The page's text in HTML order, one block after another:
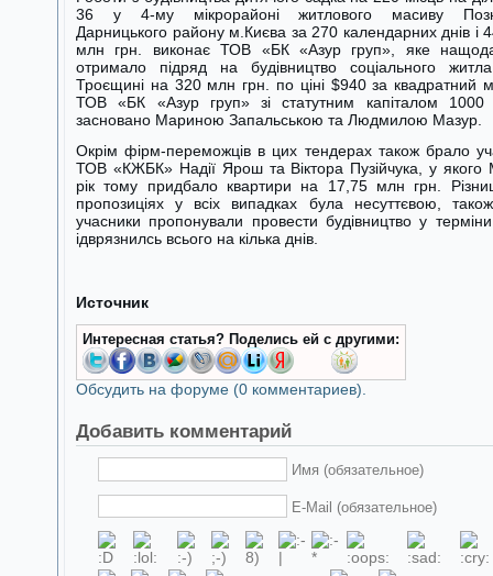
36 у 4-му мікрорайоні житлового масиву
Дарницького району м.Києва за 270 календарних днів і
млн грн. виконає ТОВ «БК «Азур груп», яке
отримало підряд на будівництво соціального
Троєщині на 320 млн грн. по ціні $940 за квадратний
ТОВ «БК «Азур груп» зі статутним капіталом 1000
засновано Мариною Запальською та Людмилою Мазур.
Окрім фірм-переможців в цих тендерах також брало
ТОВ «КЖБК» Надії Ярош та Віктора Пузійчука, у
рік тому придбало квартири на 17,75 млн грн.
пропозиціях у всіх випадках була несуттєвою,
учасники пропонували провести будівництво у
ідврязнилсь всього на кілька днів.
Источник
Интересная статья? Поделись ей с другими:
Обсудить на форуме (0 комментариев).
Добавить комментарий
Имя (обязательное)
E-Mail (обязательное)